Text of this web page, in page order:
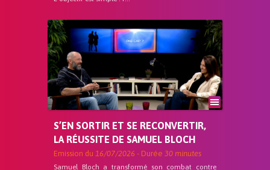
S’EN SORTIR ET SE RECONVERTIR,
LA RÉUSSITE DE SAMUEL BLOCH
Emission du 16/07/2026 - Durée 30 minutes
Samuel Bloch a transformé son combat contre